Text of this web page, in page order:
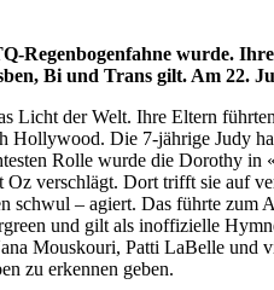
wurde.
Bi und Trans gilt. Am 22.
der Welt. Ihre Eltern
Die 7-jährige Judy
Rolle wurde die Dorothy in
verschlägt. Dort trifft sie auf
schwul – agiert. Das führte
und gilt als inoffizielle
Mouskouri, Patti LaBelle und
zu erkennen geben.